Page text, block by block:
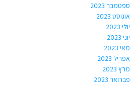
ספטמבר 2023
אוגוסט 2023
יולי 2023
יוני 2023
מאי 2023
אפריל 2023
מרץ 2023
פברואר 2023